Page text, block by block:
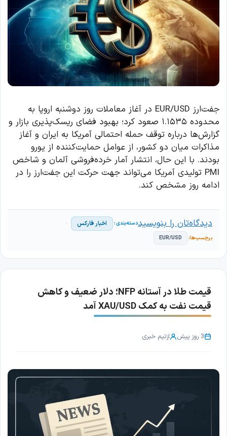
جفت‌ارز EUR/USD در آغاز معاملات روز دوشنبه اروپا به
محدوده ۱.۱۵۳۵ صعود کرد؛ بهبود فضای ریسک‌پذیری بازار و
گزارش‌ها درباره توقف حمله احتمالی آمریکا به ایران و آغاز
مذاکرات میان دو کشور، از عوامل حمایت‌کننده از یورو
بودند. با این حال، انتشار آمار خرده‌فروشی آلمان و شاخص
PMI تولیدی آمریکا می‌تواند جهت حرکت این جفت‌ارز را در
ادامه روز مشخص کند.
اخبار فارکس
EUR/USD
دیدگاه‌تان را بنویسید
قیمت طلا در آستانه NFP؛ دلار ضعیف و کاهش
قیمت نفت به کمک XAU/USD آمد
3 روز پیش ازتیم خبری